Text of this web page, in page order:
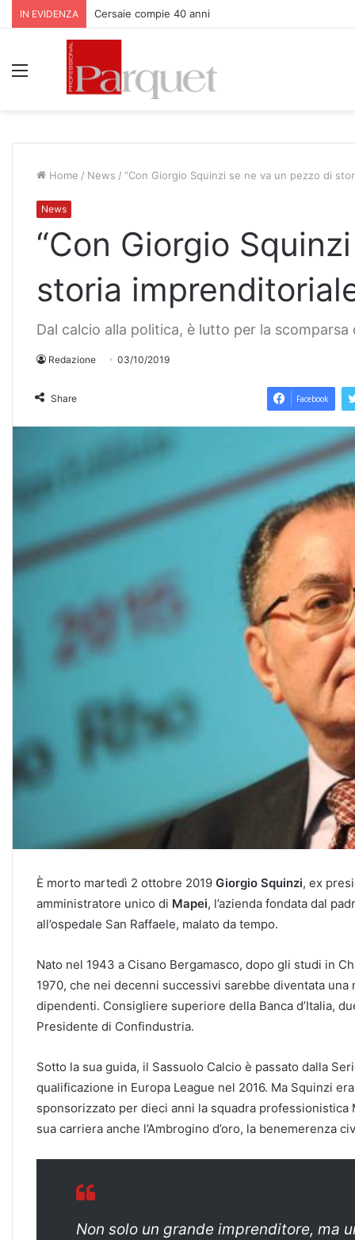
IN EVIDENZA Cersaie compie 40 anni
Home / News / “Con Giorgio Squinzi se ne va un pezzo di
News
“Con Giorgio
storia
Dal calcio alla politica, è lutto per la
Redazione 03/10/2019
Share Facebook
È morto martedì 2 ottobre 2019 Giorgio Squinzi, ex
amministratore unico di Mapei, l’azienda fondata dal
all’ospedale San Raffaele, malato da tempo.
Nato nel 1943 a Cisano Bergamasco, dopo gli studi in
1970, che nei decenni successivi sarebbe diventata
dipendenti. Consigliere superiore della Banca d’Italia,
Presidente di Confindustria.
Sotto la sua guida, il Sassuolo Calcio è passato dalla
qualificazione in Europa League nel 2016. Ma Squinzi
sponsorizzato per dieci anni la squadra
sua carriera anche l’Ambrogino d’oro, la benemerenza
Non solo un grande imprenditore, ma